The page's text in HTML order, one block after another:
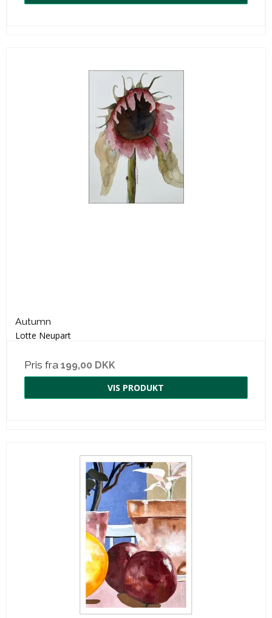
Autumn
Lotte Neupart
Pris fra 199,00 DKK
VIS PRODUKT